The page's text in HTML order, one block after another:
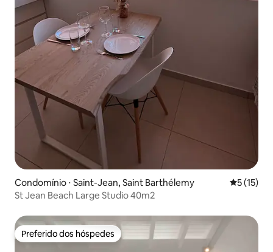
Condomínio ⋅ Saint-Jean, Saint Barthélemy 5 de uma
5 (15)
St Jean Beach Large Studio 40m2
Preferido dos hóspedes
Preferido dos hóspedes